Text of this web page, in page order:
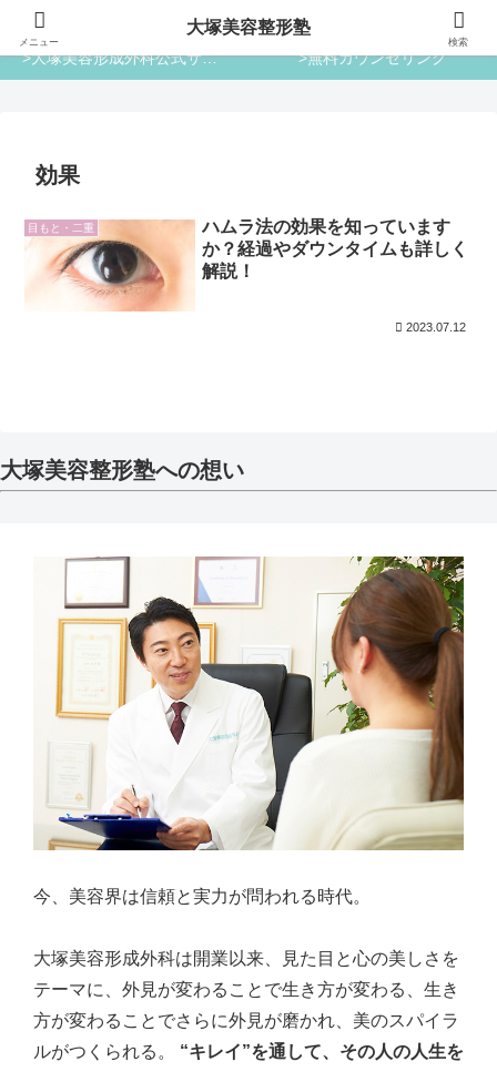
大塚美容整形塾
>大塚美容形成外科公式サイト >無料カウンセリング
効果
目もと・二重
ハムラ法の効果を知っています
か？経過やダウンタイムも詳しく
解説！
2023.07.12
大塚美容整形塾への想い
今、美容界は信頼と実力が問われる時代。
大塚美容形成外科は開業以来、見た目と心の美しさを
テーマに、外見が変わることで生き方が変わる、生き
方が変わることでさらに外見が磨かれ、美のスパイラ
ルがつくられる。 “キレイ”を通して、その人の人生を
メニュー
大塚美容整形塾
検索